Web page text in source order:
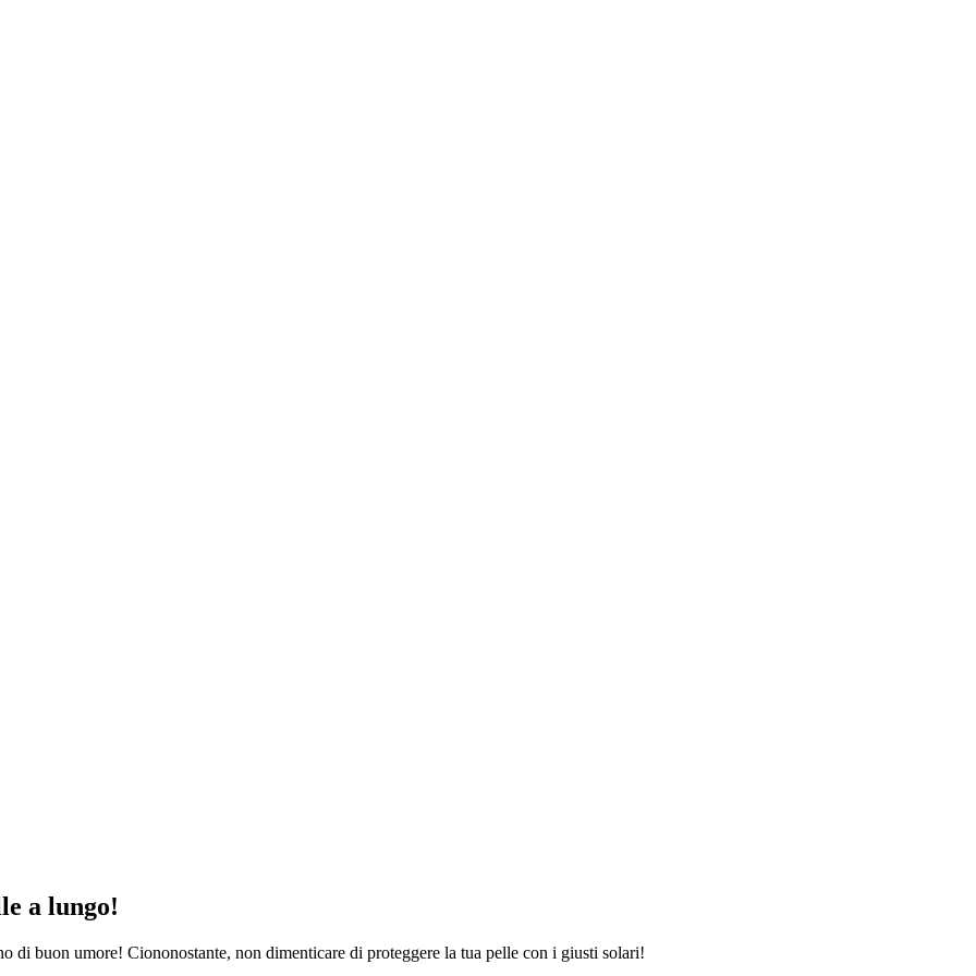
a lungo!
di buon umore! Ciononostante, non dimenticare di proteggere la tua pelle con i giusti solari!